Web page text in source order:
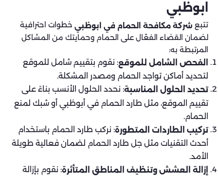
ابوظبي
تتبع شركة مكافحة الحمام في ابوظبي خطوات احترافية
لضمان القضاء الفعّال على الحمام وحمايتك من المشاكل
المرتبطة به:
الفحص الشامل للموقع: نقوم بتقييم شامل للموقع
لتحديد أماكن تواجد الحمام ومصدر المشكلة.
تحديد الحلول المناسبة: نحدد الحلول الأنسب بناءً على
تقييم الموقع، مثل طارد الحمام في أبوظبي أو شبك لمنع
الحمام.
تركيب الطاردات المتطورة: نركب طارد الحمام باستخدام
أحدث التقنيات مثل جل طارد الحمام لضمان فعالية طويلة
الأمد.
إزالة العشش وتنظيف المناطق المتأثرة: نقوم بإزالة